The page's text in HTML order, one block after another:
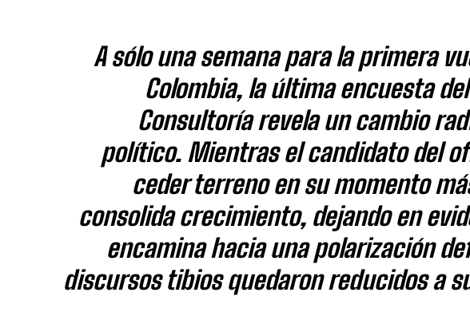
A sólo una semana para la primera
Colombia, la última encuesta
Consultoría revela un cambio
político. Mientras el candidato del
ceder terreno en su momento
consolida crecimiento, dejando en
encamina hacia una polarización
discursos tibios quedaron reducidos a